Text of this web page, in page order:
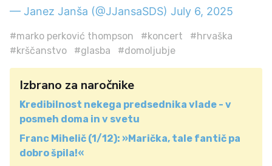
— Janez Janša (@JJansaSDS) July 6, 2025
#marko perković thompson #koncert
#hrvaška
#krščanstvo
#glasba #domoljubje
Izbrano za naročnike
Kredibilnost nekega predsednika vlade - v
posmeh doma in v svetu
Franc Mihelič (1/12): »Marička, tale fantič pa
dobro špila!«